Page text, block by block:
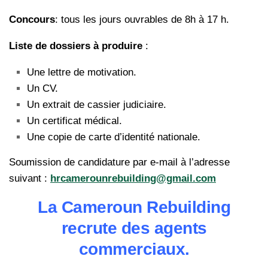
Concours: tous les jours ouvrables de 8h à 17 h.
Liste de dossiers à produire :
Une lettre de motivation.
Un CV.
Un extrait de cassier judiciaire.
Un certificat médical.
Une copie de carte d’identité nationale.
Soumission de candidature par e-mail à l’adresse
suivant : hrcamerounrebuilding@gmail.com
La Cameroun Rebuilding
recrute des agents
commerciaux.